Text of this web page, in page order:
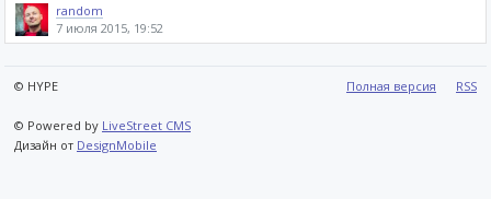
random
7 июля 2015, 19:52
Полная версия RSS
© HYPE
© Powered by LiveStreet CMS
Дизайн от DesignMobile